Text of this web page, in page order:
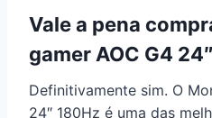
Vale a pena
gamer AOC G4
Definitivamente sim. O
24″ 180Hz é uma das